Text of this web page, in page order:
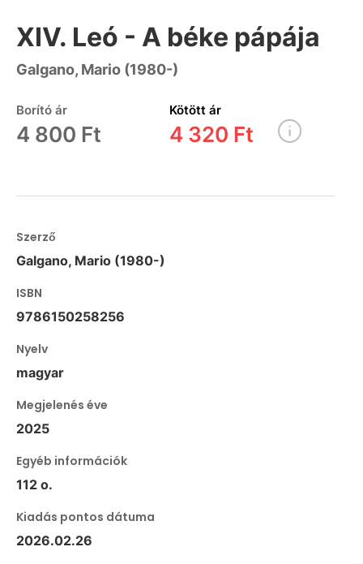
XIV. Leó - A béke pápája
Galgano, Mario (1980-)
Borító ár
4 800 Ft
Kötött ár
4 320 Ft
Szerző
Galgano, Mario (1980-)
ISBN
9786150258256
Nyelv
magyar
Megjelenés éve
2025
Egyéb információk
112 o.
Kiadás pontos dátuma
2026.02.26